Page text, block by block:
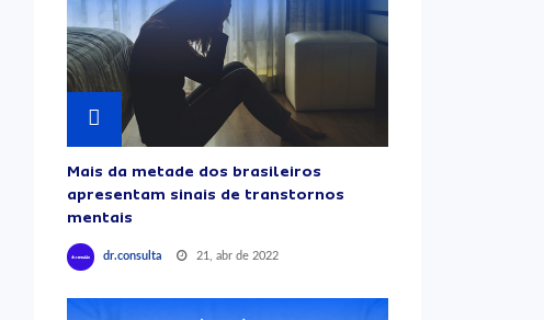
Mais da metade dos brasileiros
apresentam sinais de transtornos
mentais
dr.consulta 21, abr de 2022